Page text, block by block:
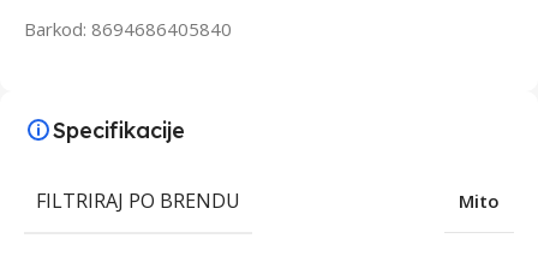
Barkod: 8694686405840
Specifikacije
FILTRIRAJ PO BRENDU Mito